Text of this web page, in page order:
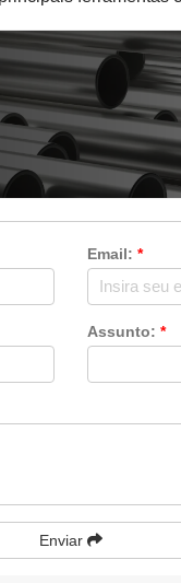
Email: *
Assunto: *
Enviar